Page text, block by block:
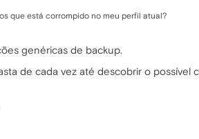
que está corrompido no meu perfil atual?
genéricas de backup.
de cada vez até descobrir o possível